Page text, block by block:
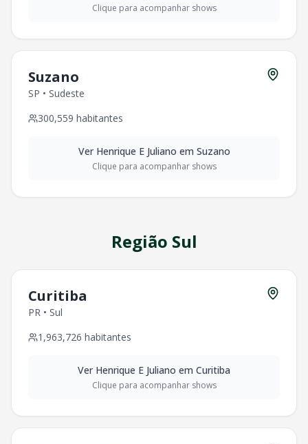
Clique para acompanhar shows
Suzano
SP • Sudeste
300,559 habitantes
Ver Henrique E Juliano em Suzano
Clique para acompanhar shows
Região Sul
Curitiba
PR • Sul
1,963,726 habitantes
Ver Henrique E Juliano em Curitiba
Clique para acompanhar shows